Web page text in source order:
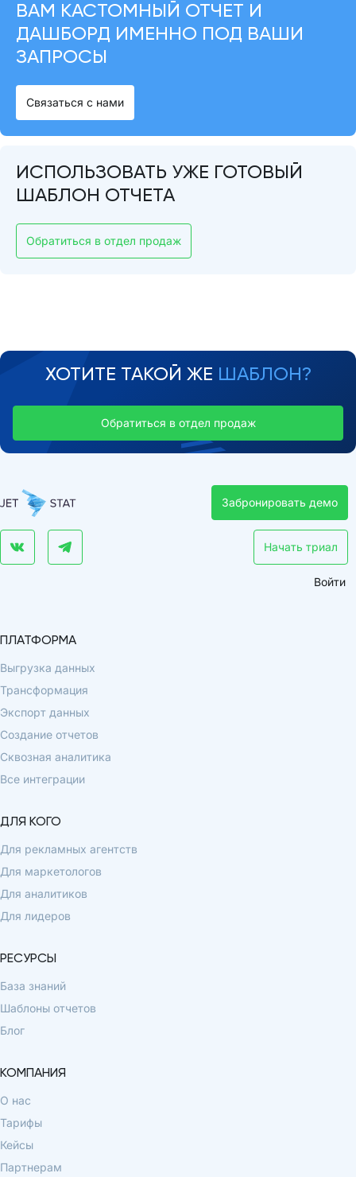
ВАМ КАСТОМНЫЙ ОТЧЕТ И
ДАШБОРД ИМЕННО ПОД ВАШИ
ЗАПРОСЫ
Связаться с нами
ИСПОЛЬЗОВАТЬ УЖЕ ГОТОВЫЙ
ШАБЛОН ОТЧЕТА
Обратиться в отдел продаж
ХОТИТЕ ТАКОЙ ЖЕ ШАБЛОН?
Обратиться в отдел продаж
Забронировать демо
Начать триал
Войти
ПЛАТФОРМА
Выгрузка данных
Трансформация
Экспорт данных
Создание отчетов
Сквозная аналитика
Все интеграции
ДЛЯ КОГО
Для рекламных агентств
Для маркетологов
Для аналитиков
Для лидеров
РЕСУРСЫ
База знаний
Шаблоны отчетов
Блог
КОМПАНИЯ
О нас
Тарифы
Кейсы
Партнерам